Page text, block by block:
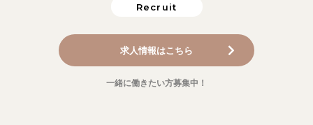
Recruit
求人情報はこちら
一緒に働きたい方募集中！